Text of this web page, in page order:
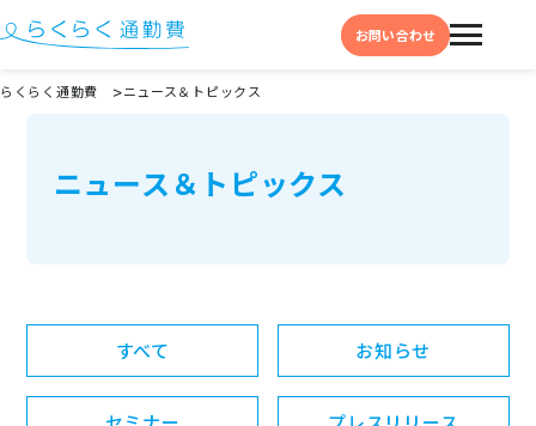
お問い合わせ
選ばれる理由
イベント・セミナー
よくある質問
らくらく通勤費 ニュース＆トピックス
ニュース＆トピックス
すべて お知らせ